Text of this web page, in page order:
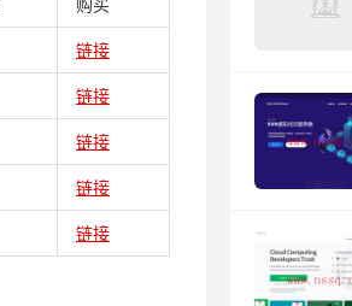
购买
链接
链接
链接
链接
链接